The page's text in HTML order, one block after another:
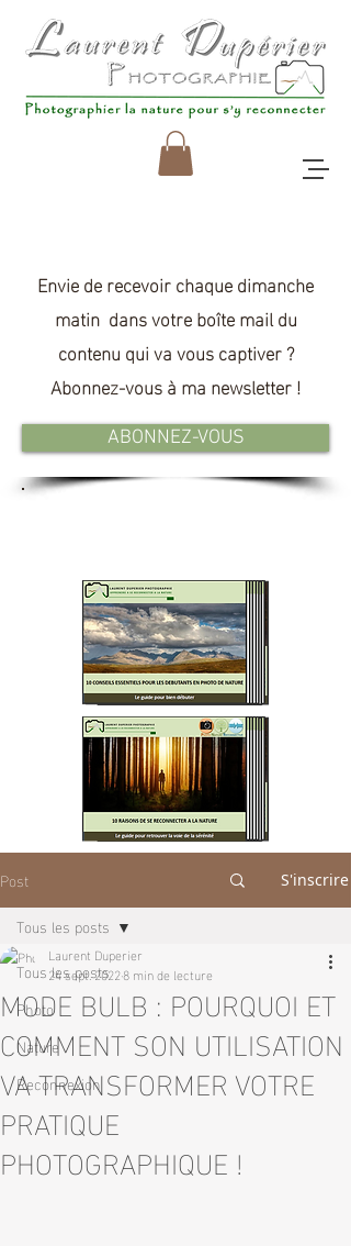
Envie de recevoir chaque dimanche
matin dans votre boîte mail du
contenu qui vavouscaptiver ?
Abonnez-vous à ma newsletter !
ABONNEZ-VOUS
Post S'inscrire
Tous les posts
Photo
Nature
Reconnexion
Tous les posts
MODE BULB : POURQUOI ET
COMMENT SON UTILISATION
VA TRANSFORMER VOTRE
PRATIQUE
PHOTOGRAPHIQUE !
Laurent Duperier
24 sept. 20228 min de lecture